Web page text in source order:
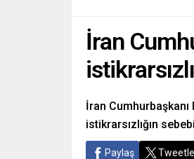
İran
İran
istikrarsızlığın
Paylaş Tweetle